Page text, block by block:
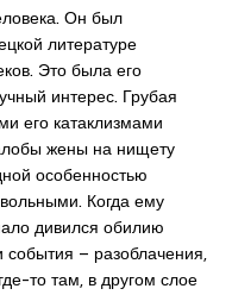
Он был
литературе
Это была его
интерес. Грубая
его катаклизмами
жены на нищету
особенностью
Когда ему
дивился обилию
события – разоблачения,
то там, в другом слое